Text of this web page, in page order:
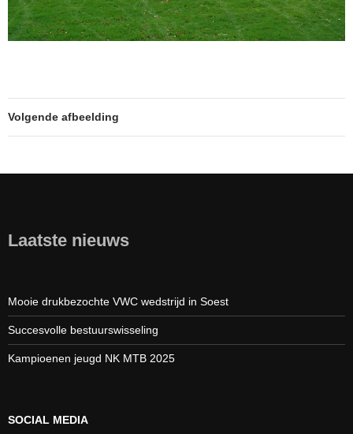
Volgende afbeelding
Laatste nieuws
Mooie drukbezochte VWC wedstrijd in Soest
Succesvolle bestuurswisseling
Kampioenen jeugd NK MTB 2025
SOCIAL MEDIA